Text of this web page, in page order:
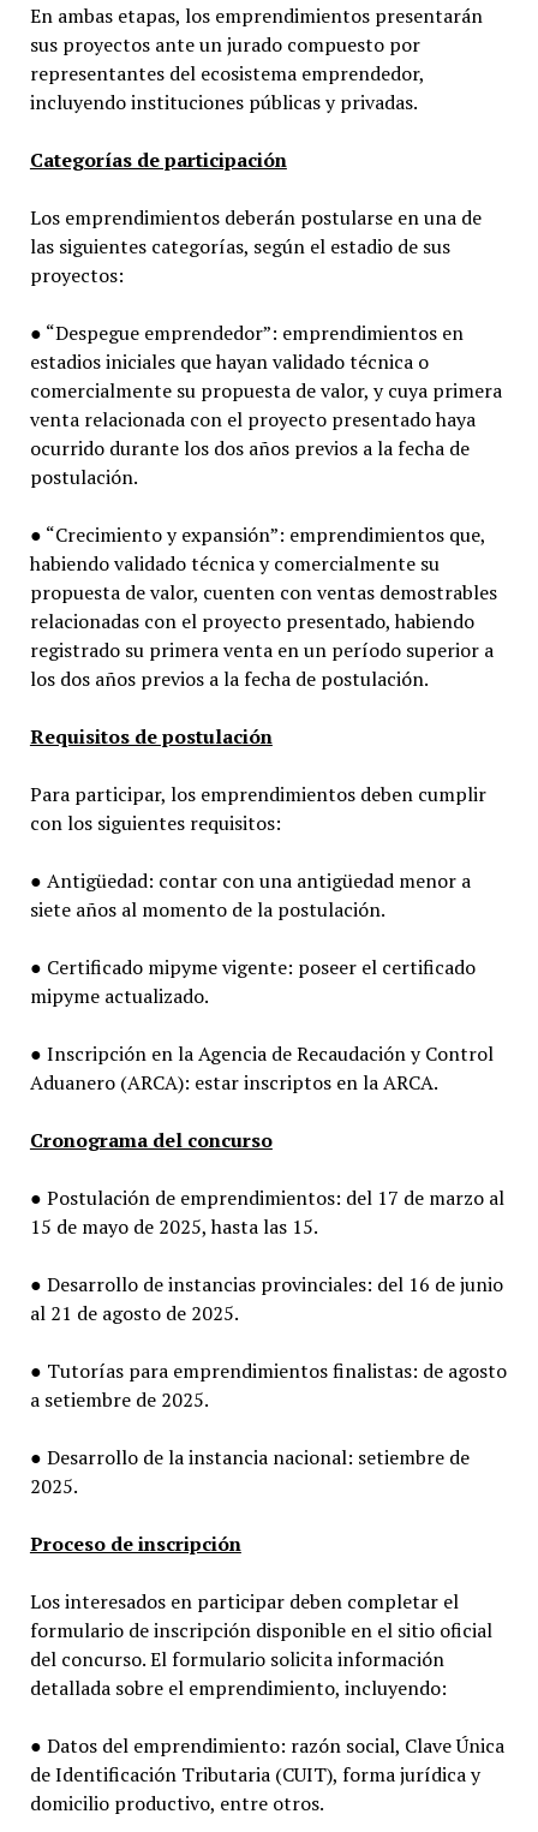
En ambas etapas, los emprendimientos presentarán
sus proyectos ante un jurado compuesto por
representantes del ecosistema emprendedor,
incluyendo instituciones públicas y privadas.
Categorías de participación
Los emprendimientos deberán postularse en una de
las siguientes categorías, según el estadio de sus
proyectos:
● “Despegue emprendedor”: emprendimientos en
estadios iniciales que hayan validado técnica o
comercialmente su propuesta de valor, y cuya primera
venta relacionada con el proyecto presentado haya
ocurrido durante los dos años previos a la fecha de
postulación.
● “Crecimiento y expansión”: emprendimientos que,
habiendo validado técnica y comercialmente su
propuesta de valor, cuenten con ventas demostrables
relacionadas con el proyecto presentado, habiendo
registrado su primera venta en un período superior a
los dos años previos a la fecha de postulación.
Requisitos de postulación
Para participar, los emprendimientos deben cumplir
con los siguientes requisitos:
● Antigüedad: contar con una antigüedad menor a
siete años al momento de la postulación.
● Certificado mipyme vigente: poseer el certificado
mipyme actualizado.
● Inscripción en la Agencia de Recaudación y Control
Aduanero (ARCA): estar inscriptos en la ARCA.
Cronograma del concurso
● Postulación de emprendimientos: del 17 de marzo al
15 de mayo de 2025, hasta las 15.
● Desarrollo de instancias provinciales: del 16 de junio
al 21 de agosto de 2025.
● Tutorías para emprendimientos finalistas: de agosto
a setiembre de 2025.
● Desarrollo de la instancia nacional: setiembre de
2025.
Proceso de inscripción
Los interesados en participar deben completar el
formulario de inscripción disponible en el sitio oficial
del concurso. El formulario solicita información
detallada sobre el emprendimiento, incluyendo:
● Datos del emprendimiento: razón social, Clave Única
de Identificación Tributaria (CUIT), forma jurídica y
domicilio productivo, entre otros.